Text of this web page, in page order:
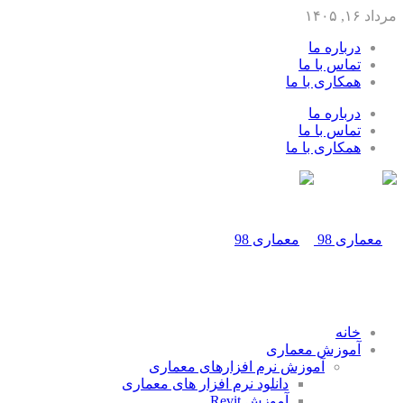
مرداد ۱۶, ۱۴۰۵
درباره ما
تماس با ما
همکاری با ما
درباره ما
تماس با ما
همکاری با ما
خانه
آموزش معماری
آموزش نرم افزارهای معماری
دانلود نرم افزار های معماری